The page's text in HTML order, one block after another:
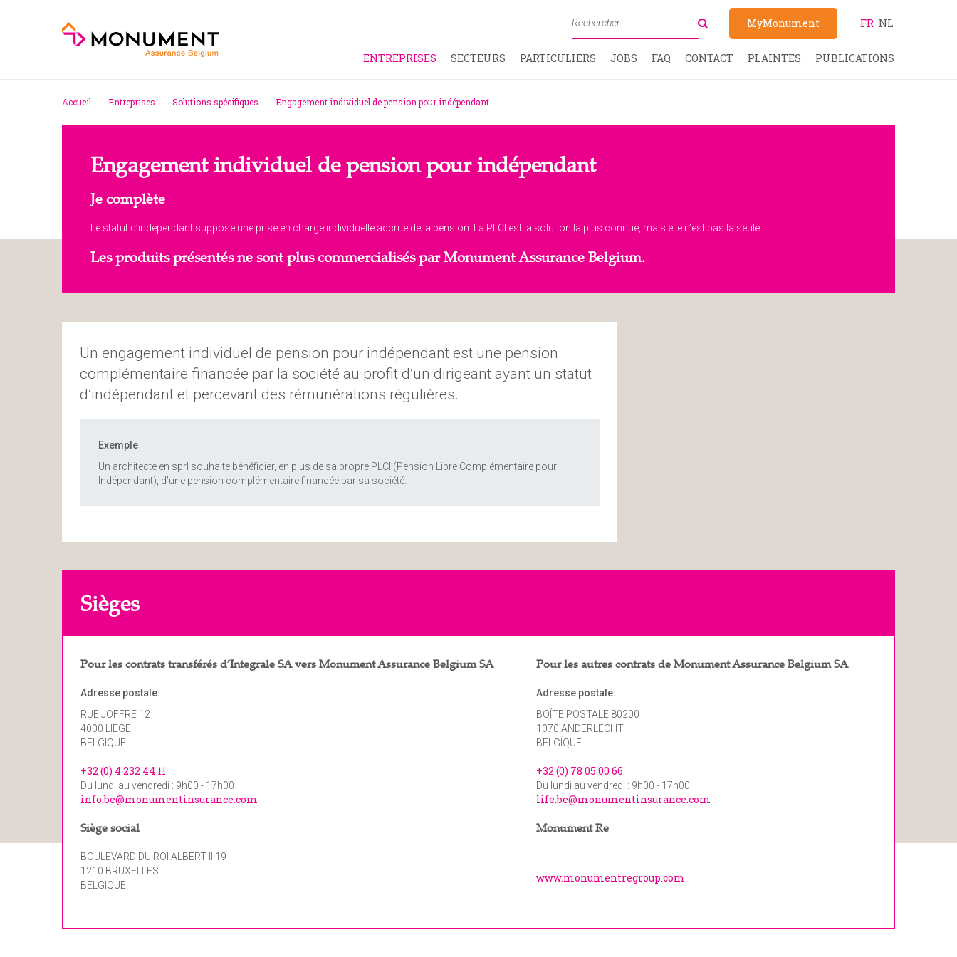
MyMonument FR NL
ENTREPRISES SECTEURS PARTICULIERS JOBS FAQ CONTACT PLAINTES PUBLICATIONS
Accueil Entreprises Solutions spécifiques Engagement individuel de pension pour indépendant
Engagement individuel de pension pour indépendant
Je complète
Le statut d’indépendant suppose une prise en charge individuelle accrue de la pension. La PLCI est la solution la plus connue, mais elle n’est pas la seule !
Les produits présentés ne sont plus commercialisés par Monument Assurance Belgium.
Un engagement individuel de pension pour indépendant est une pension
complémentaire financée par la société au profit d’un dirigeant ayant un statut
d’indépendant et percevant des rémunérations régulières.
Exemple
Un architecte en sprl souhaite bénéficier, en plus de sa propre PLCI (Pension Libre Complémentaire pour
Indépendant), d’une pension complémentaire financée par sa société.
Sièges
Pour lescontrats transférés d’Integrale SAvers Monument Assurance Belgium SA Pour lesautres contrats de Monument Assurance Belgium SA
Adresse postale:
RUE JOFFRE 12
4000 LIEGE
BELGIQUE
Adresse postale:
BOÎTE POSTALE 80200
1070 ANDERLECHT
BELGIQUE
+32 (0) 4 232 44 11
Du lundi au vendredi : 9h00 - 17h00
+32 (0) 78 05 00 66
Du lundi au vendredi : 9h00 - 17h00
info.be@monumentinsurance.com life.be@monumentinsurance.com
Siège social Monument Re
BOULEVARD DU ROI ALBERT II 19
1210 BRUXELLES
BELGIQUE
www.monumentregroup.com